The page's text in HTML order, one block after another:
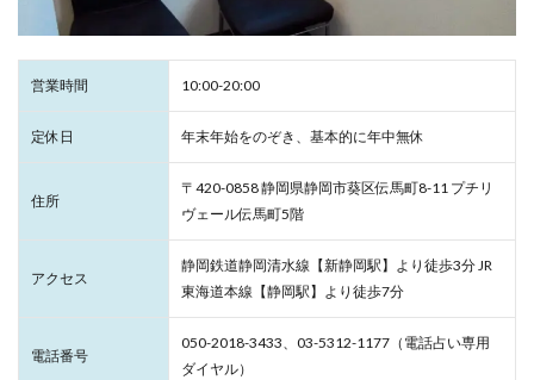
営業時間 10:00-20:00
定休日 年末年始をのぞき、基本的に年中無休
住所
〒420-0858 静岡県静岡市葵区伝馬町8-11 プチリ
ヴェール伝馬町5階
アクセス
静岡鉄道静岡清水線【新静岡駅】より徒歩3分 JR
東海道本線【静岡駅】より徒歩7分
電話番号
050-2018-3433、03-5312-1177（電話占い専用
ダイヤル）